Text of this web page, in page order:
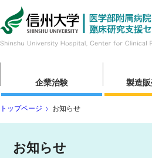
企業治験 製造
トップページ お知らせ
お知らせ